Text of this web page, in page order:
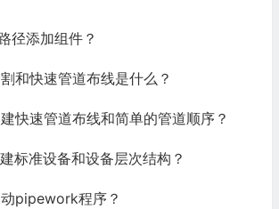
径添加组件？
和快速管道布线是什么？
快速管道布线和简单的管道顺序？
标准设备和设备层次结构？
pipework程序？